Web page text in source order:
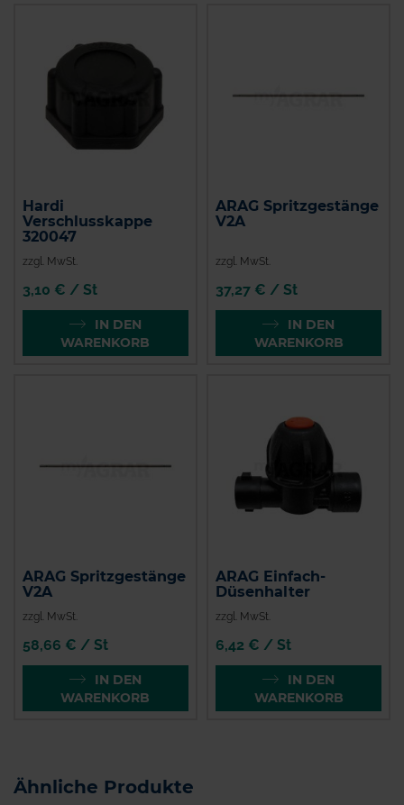
Hardi
Verschlusskappe
320047
zzgl. MwSt.
3,10 € / St
IN DEN
WARENKORB
ARAG Spritzgestänge
V2A
zzgl. MwSt.
37,27 € / St
IN DEN
WARENKORB
ARAG Spritzgestänge
V2A
zzgl. MwSt.
58,66 € / St
IN DEN
WARENKORB
ARAG Einfach-
Düsenhalter
zzgl. MwSt.
6,42 € / St
IN DEN
WARENKORB
Ähnliche Produkte